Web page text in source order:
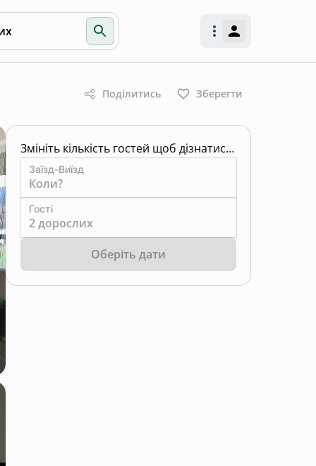
Поділитись Зберегти
Змініть кількість гостей щоб дізнатись ціну
Заїзд-Виїзд
Коли?
Гості
2 дорослих
Оберіть дати